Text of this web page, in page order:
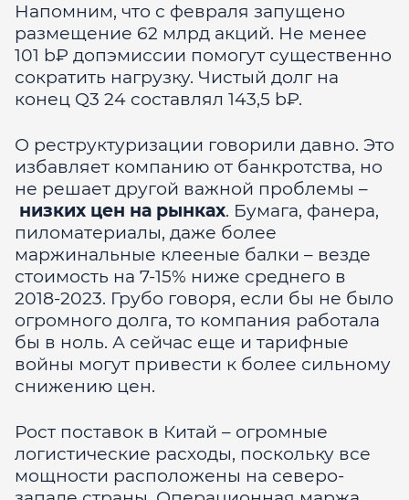
Напомним, что с февраля запущено
размещение 62 млрд акций. Не менее
101 b₽ допэмиссии помогут существенно
сократить нагрузку. Чистый долг на
конец Q3 24 составлял 143,5 b₽.
О реструктуризации говорили давно. Это
избавляет компанию от банкротства, но
не решает другой важной проблемы –
низких цен на рынках. Бумага, фанера,
пиломатериалы, даже более
маржинальные клееные балки – везде
стоимость на 7-15% ниже среднего в
2018-2023. Грубо говоря, если бы не было
огромного долга, то компания работала
бы в ноль. А сейчас еще и тарифные
войны могут привести к более сильному
снижению цен.
Рост поставок в Китай – огромные
логистические расходы, поскольку все
мощности расположены на северо-